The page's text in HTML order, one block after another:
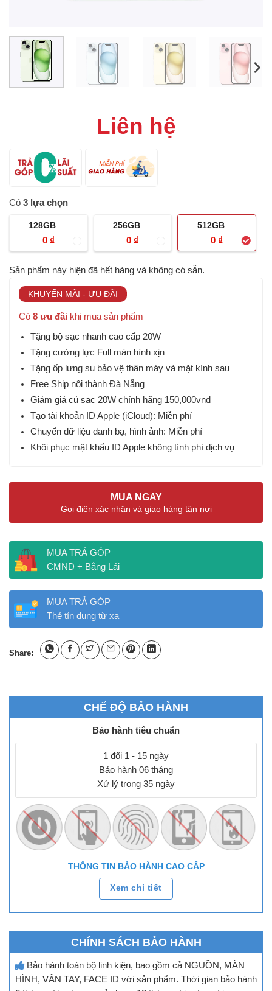
Liên hệ
Có 3 lựa chọn
128GB
0 ₫
256GB
0 ₫
512GB
0 ₫
Sản phẩm này hiện đã hết hàng và không có sẵn.
KHUYẾN MÃI - ƯU ĐÃI
Có 8 ưu đãi khi mua sản phẩm
Tặng bộ sạc nhanh cao cấp 20W
Tặng cường lực Full màn hình xịn
Tặng ốp lưng su bảo vệ thân máy và mặt kính sau
Free Ship nội thành Đà Nẵng
Giảm giá củ sạc 20W chính hãng 150,000vnđ
Tạo tài khoản ID Apple (iCloud): Miễn phí
Chuyển dữ liệu danh bạ, hình ảnh: Miễn phí
Khôi phục mật khẩu ID Apple không tính phí dịch vụ
MUA NGAY
Gọi điện xác nhận và giao hàng tận nơi
MUA TRẢ GÓP
CMND + Bằng Lái
MUA TRẢ GÓP
Thẻ tín dụng từ xa
Share:
CHẾ ĐỘ BẢO HÀNH
Bảo hành tiêu chuẩn
1 đổi 1 - 15 ngày
Bảo hành 06 tháng
Xử lý trong 35 ngày
THÔNG TIN BẢO HÀNH CAO CẤP
Xem chi tiết
CHÍNH SÁCH BẢO HÀNH
Bảo hành toàn bộ linh kiện, bao gồm cả NGUỒN, MÀN
HÌNH, VÂN TAY, FACE ID với sản phẩm. Thời gian bảo hành